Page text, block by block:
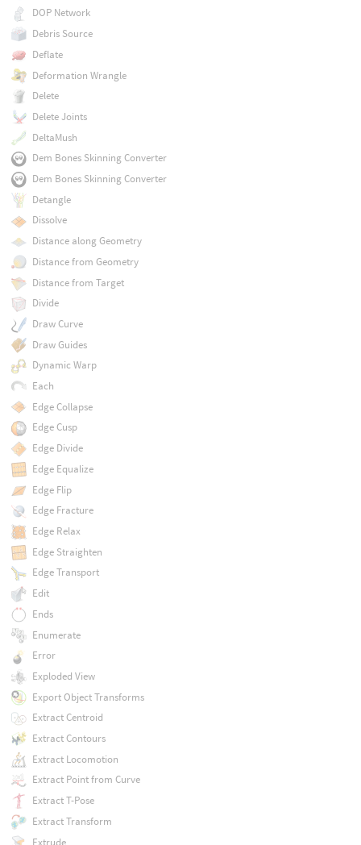
DOP Network
Debris Source
Deflate
Deformation Wrangle
Delete
Delete Joints
DeltaMush
Dem Bones Skinning Converter
Dem Bones Skinning Converter
Detangle
Dissolve
Distance along Geometry
Distance from Geometry
Distance from Target
Divide
Draw Curve
Draw Guides
Dynamic Warp
Each
Edge Collapse
Edge Cusp
Edge Divide
Edge Equalize
Edge Flip
Edge Fracture
Edge Relax
Edge Straighten
Edge Transport
Edit
Ends
Enumerate
Error
Exploded View
Export Object Transforms
Extract Centroid
Extract Contours
Extract Locomotion
Extract Point from Curve
Extract T-Pose
Extract Transform
Extrude